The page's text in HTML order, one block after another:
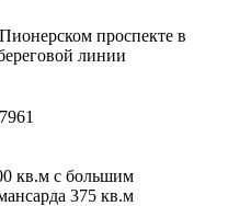
проспекте в
линии
кв.м с большим
375 кв.м